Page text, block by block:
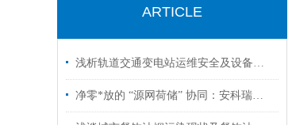
ARTICLE
浅析轨道交通变电站运维安全及设备维护
净零*放的 “源网荷储” 协同：安科瑞微电网解决方案的实践逻辑